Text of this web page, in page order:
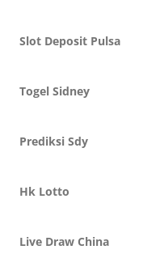
Slot Deposit Pulsa
Togel Sidney
Prediksi Sdy
Hk Lotto
Live Draw China